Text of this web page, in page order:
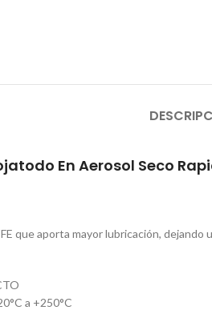
En Aerosol Seco
que aporta mayor lubricación, dejando
a +250°C